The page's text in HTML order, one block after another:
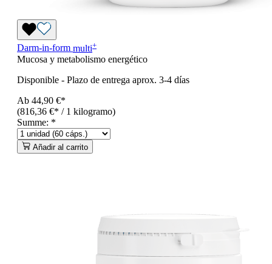
Darm-in-form multi+
Mucosa y metabolismo energético
Disponible - Plazo de entrega aprox. 3-4 días
Ab 44,90 €*
(816,36 €* / 1 kilogramo)
Summe: *
Añadir al carrito